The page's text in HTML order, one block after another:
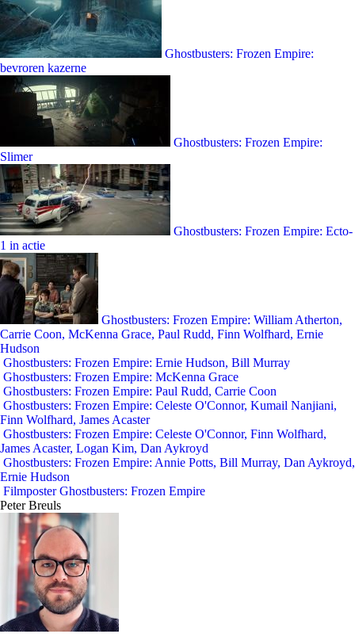
Ghostbusters: Frozen Empire:
bevroren kazerne
Ghostbusters: Frozen Empire:
Slimer
Ghostbusters: Frozen Empire: Ecto-
1 in actie
Ghostbusters: Frozen Empire: William Atherton,
Carrie Coon, McKenna Grace, Paul Rudd, Finn Wolfhard, Ernie
Hudson
Ghostbusters: Frozen Empire: Ernie Hudson, Bill Murray
Ghostbusters: Frozen Empire: McKenna Grace
Ghostbusters: Frozen Empire: Paul Rudd, Carrie Coon
Ghostbusters: Frozen Empire: Celeste O'Connor, Kumail Nanjiani,
Finn Wolfhard, James Acaster
Ghostbusters: Frozen Empire: Celeste O'Connor, Finn Wolfhard,
James Acaster, Logan Kim, Dan Aykroyd
Ghostbusters: Frozen Empire: Annie Potts, Bill Murray, Dan Aykroyd,
Ernie Hudson
Filmposter Ghostbusters: Frozen Empire
Peter Breuls